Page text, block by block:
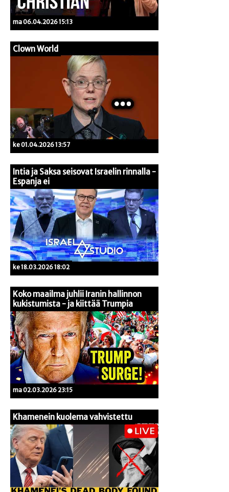
ma 06.04.2026 15:13
Clown World
ke 01.04.2026 13:57
Intia ja Saksa seisovat Israelin rinnalla -
Espanja ei
ke 18.03.2026 18:02
Koko maailma juhlii Iranin hallinnon
kukistumista - ja kiittää Trumpia
ma 02.03.2026 23:15
Khamenein kuolema vahvistettu